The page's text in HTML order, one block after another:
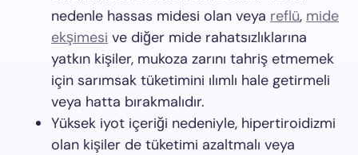
nedenle hassas midesi olan veya reflü, mide
ekşimesi ve diğer mide rahatsızlıklarına
yatkın kişiler, mukoza zarını tahriş etmemek
için sarımsak tüketimini ılımlı hale getirmeli
veya hatta bırakmalıdır.
Yüksek iyot içeriği nedeniyle, hipertiroidizmi
olan kişiler de tüketimi azaltmalı veya